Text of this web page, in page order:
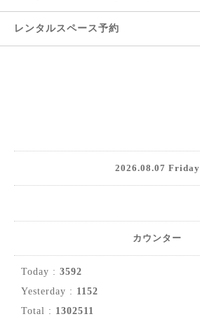
レンタルスペース予約
2026.08.07 Friday
カウンター
Today : 3592
Yesterday : 1152
Total : 1302511